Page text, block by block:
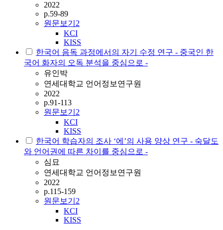
2022
p.59-89
원문보기 2
KCI
KISS
한국어 음독 과정에서의 자기 수정 연구 - 중국인 한
국어 화자의 오독 분석을 중심으로 -
유인박
연세대학교 언어정보연구원
2022
p.91-113
원문보기 2
KCI
KISS
한국어 학습자의 조사 ‘에’의 사용 양상 연구 - 숙달도
와 언어권에 따른 차이를 중심으로 -
심묘
연세대학교 언어정보연구원
2022
p.115-159
원문보기 2
KCI
KISS